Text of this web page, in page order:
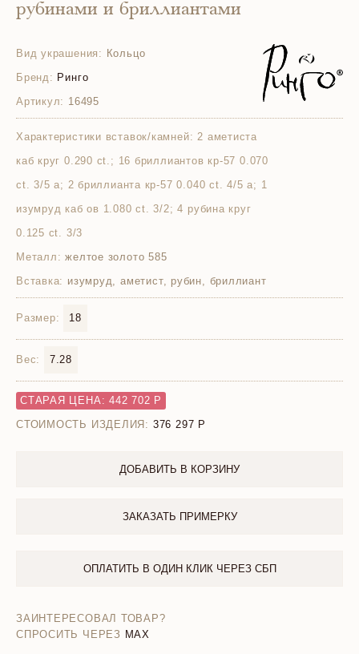
рубинами и бриллиантами
Вид украшения: Кольцо
Бренд: Ринго
Артикул: 16495
Характеристики вставок/камней: 2 аметиста
каб круг 0.290 ct.; 16 бриллиантов кр-57 0.070
ct. 3/5 а; 2 бриллианта кр-57 0.040 ct. 4/5 а; 1
изумруд каб ов 1.080 ct. 3/2; 4 рубина круг
0.125 ct. 3/3
Металл: желтое золото 585
Вставка: изумруд, аметист, рубин, бриллиант
Размер: 18
Вес: 7.28
СТАРАЯ ЦЕНА: 442 702 Р
СТОИМОСТЬ ИЗДЕЛИЯ: 376 297
ДОБАВИТЬ В КОРЗИНУ
ЗАКАЗАТЬ ПРИМЕРКУ
ОПЛАТИТЬ В ОДИН КЛИК ЧЕРЕЗ СБП
ЗАИНТЕРЕСОВАЛ ТОВАР?
СПРОСИТЬ ЧЕРЕЗ MAX